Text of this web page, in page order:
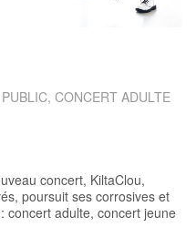
CONCERT ADULTE
concert, KiltaClou,
poursuit ses corrosives et
concert adulte, concert jeune